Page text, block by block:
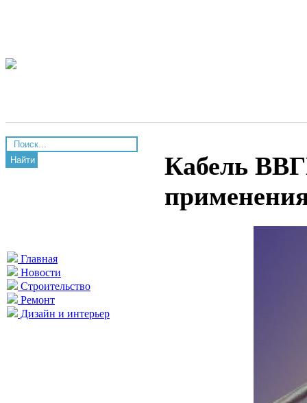
Найти
Главная
Новости
Строительство
Ремонт
Дизайн и интерьер
Кабель